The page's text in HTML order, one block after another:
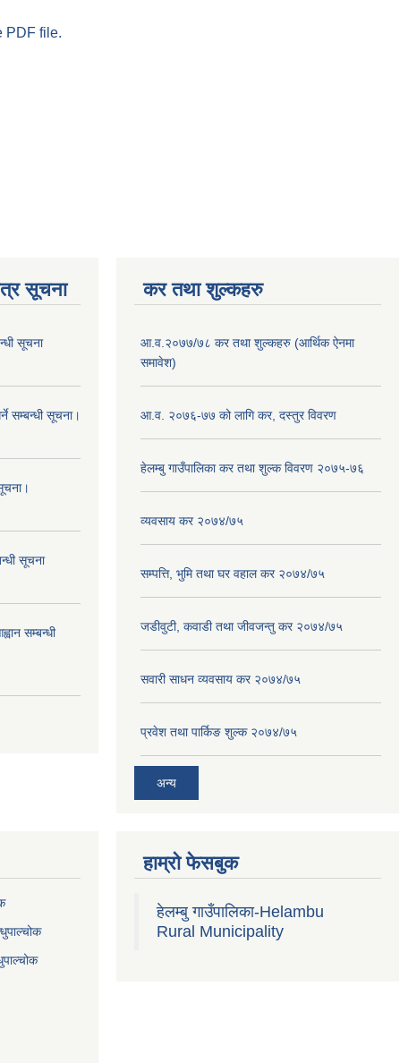
PDF file.
सूचना
सूचना
सम्बन्धी सूचना।
सूचना
सम्बन्धी
कर तथा शुल्कहरु
आ.व.२०७७/७८ कर तथा शुल्कहरु (आर्थिक ऐनमा
समावेश)
आ.व. २०७६-७७ को लागि कर, दस्तुर विवरण
हेलम्बु गाउँपालिका कर तथा शुल्क विवरण २०७५-७६
व्यवसाय कर २०७४/७५
सम्पत्ति, भुमि तथा घर वहाल कर २०७४/७५
जडीवुटी, कवाडी तथा जीवजन्तु कर २०७४/७५
सवारी साधन व्यवसाय कर २०७४/७५
प्रवेश तथा पार्किङ शुल्क २०७४/७५
अन्य
हाम्रो फेसबुक
हेलम्बु गाउँपालिका-Helambu
Rural Municipality